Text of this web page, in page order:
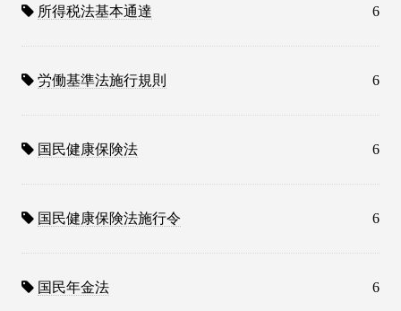
所得税法基本通達 6
労働基準法施行規則 6
国民健康保険法 6
国民健康保険法施行令 6
国民年金法 6